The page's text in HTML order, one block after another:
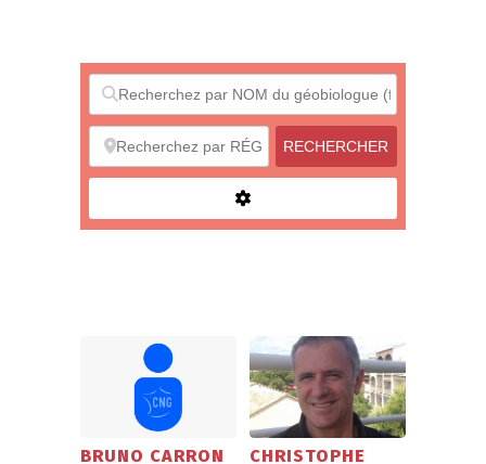
RECHERCHER
BRUNO CARRON
CHRISTOPHE